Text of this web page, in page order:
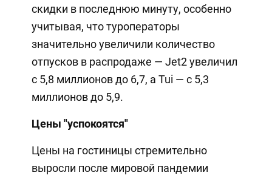
скидки в последнюю минуту, особенно
учитывая, что туроператоры
значительно увеличили количество
отпусков в распродаже — Jet2 увеличил
с 5,8 миллионов до 6,7, а Tui — с 5,3
миллионов до 5,9.
Цены "успокоятся"
Цены на гостиницы стремительно
выросли после мировой пандемии